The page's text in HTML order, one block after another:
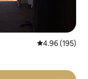
レビュー195
4.96 (195)